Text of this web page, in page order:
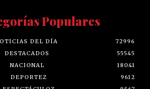
Populares
DEL DÍA
72996
DESTACADOS
55545
NACIONAL
18041
DEPORTEZ
9612